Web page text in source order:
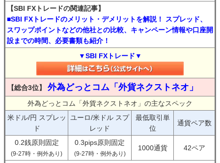
【SBI FXトレードの関連記事】
■SBI FXトレードのメリット・デメリットを解説！ スプレッド、
スワップポイントなどの他社との比較、キャンペーン情報や口座開
設までの時間、必要書類も紹介！
▼SBI FXトレード▼
【総合3位】 外為どっとコム「外貨ネクストネオ」
外為どっとコム「外貨ネクストネオ」の主なスペック
米ドル/円 スプレッ
ド
ユーロ/米ドル スプ
レッド
最低取引単
位
通貨ペア数
0.2銭原則固定
(9-27時・例外あり)
0.3pips原則固定
(9-27時・例外あり)
1000通貨 42ペア